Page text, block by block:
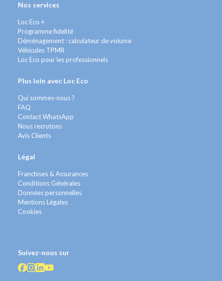
Nos services
Loc Eco +
Programme fidelité
Déménagement : calculateur de volume
Véhicules TPMR
Loc Eco pour les professionnels
Plus loin avec Loc Eco
Qui sommes-nous ?
FAQ
Contact WhatsApp
Nous recrutons
Avis Clients
Légal
Franchises & Assurances
Conditions Générales
Données personnelles
Mentions Légales
Cookies
Suivez-nous sur